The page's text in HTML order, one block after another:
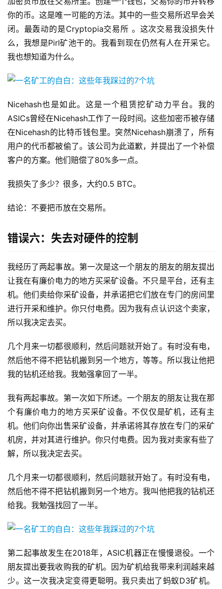
你的币。这是唯一可能的方法。其中的一些交易所迟早会关
闭。最轰动的是Cryptopia交易所 。这次交易我没损失什
么，我想是Pirl矿池干的。我看到现在仍然有人在开采它。
我也想知道为什么。
Nicehash也是如此。这是一个租赁挖矿动力平台。我的
ASICs曾经在Nicehash工作了一段时间。这些加密币被存储
在Nicehash的比特币钱包里。突然Nicehash崩溃了，所有
用户的代币都被偷了。该公司为此道歉，并提出了一个补偿
客户的方案。他们赔偿了80%多一点。
我损失了多少？很多，大约0.5 BTC。
结论：不要把币放在交易所。
错误六：失去对硬件的控制
我经历了两起事故。第一次是这一个朋友的朋友的朋友提出
让我在有廉价电力的地方买采矿设备。不只是平台，还有主
机。他们卖给你采矿设备，并承诺把它们放在专门的房间里
进行开采和维护。你只付电费。因为我有点认识这个卖家，
所以我决定去买。
几个月来一切都很顺利，然后问题就开始了。有时没有电，
然后他不得不把钻机搬到另一个地方，等等。所以我让他把
我的钻机还给我。我勉强拿回了一半。
我有两起事故。第一次如下所述。一个朋友的朋友让我在那
个有廉价电力的地方买采矿设备。不仅仅是矿机，还有主
机。他们向你出售采矿设备，并承诺将其存放在专门的采矿
机房，并对其进行维护。你只付电费。因为我对卖家有些了
解，所以我决定去买。
几个月来一切都很顺利，然后问题就开始了。有时没有电，
然后他不得不把钻机搬到另一个地方。我叫他把我的钻机还
给我。我勉强找回了一半。
第二起事故发生在2018年，ASIC机器正在慢慢退役。一个
朋友提出要我收购我的矿机。因为矿机给我带来利润越来越
少。这一次我决定变得更聪明。我只卖出了蚂蚁D3矿机。